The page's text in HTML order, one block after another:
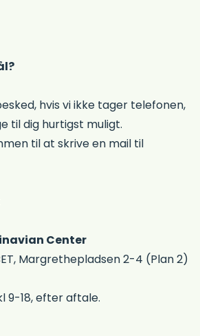
hvis vi ikke tager telefonen,
til dig hurtigst muligt.
til at skrive en mail til
Center
Margrethepladsen 2-4 (Plan 2)
9-18, efter aftale.